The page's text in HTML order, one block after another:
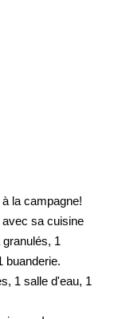
la campagne!
avec sa cuisine
1
buanderie.
1 salle d'eau, 1